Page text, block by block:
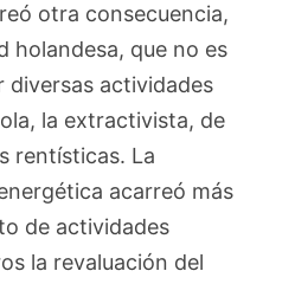
otra consecuencia,
holandesa, que no es
diversas actividades
la extractivista, de
rentísticas. La
acarreó más
de actividades
la revaluación del